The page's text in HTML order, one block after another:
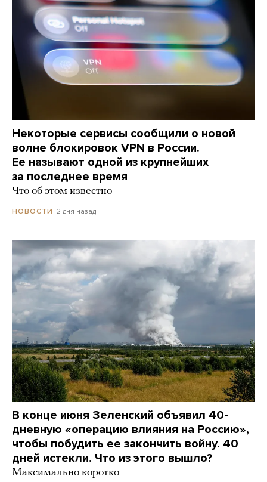
Некоторые сервисы сообщили о новой
волне блокировок VPN в России.
Ее называют одной из крупнейших
за последнее время
Что об этом известно
НОВОСТИ 2 дня назад
В конце июня Зеленский объявил 40-
дневную «операцию влияния на Россию»,
чтобы побудить ее закончить войну. 40
дней истекли. Что из этого вышло?
Максимально коротко